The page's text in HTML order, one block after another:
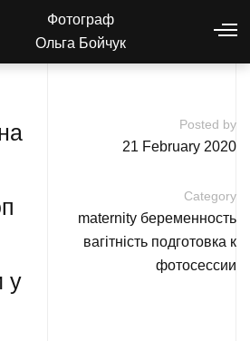
Фотограф
Ольга Бойчук
у
Posted by
21 February 2020
Category
maternity беременность
вагітність подготовка к
фотосессии